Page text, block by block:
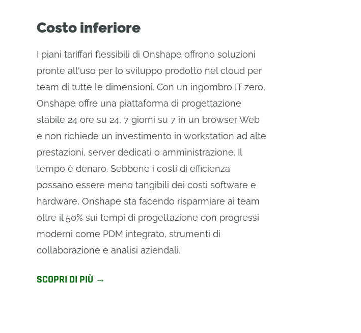
Costo inferiore
I piani tariffari flessibili di Onshape offrono soluzioni
pronte all'uso per lo sviluppo prodotto nel cloud per
team di tutte le dimensioni. Con un ingombro IT zero,
Onshape offre una piattaforma di progettazione
stabile 24 ore su 24, 7 giorni su 7 in un browser Web
e non richiede un investimento in workstation ad alte
prestazioni, server dedicati o amministrazione. Il
tempo è denaro. Sebbene i costi di efficienza
possano essere meno tangibili dei costi software e
hardware, Onshape sta facendo risparmiare ai team
oltre il 50% sui tempi di progettazione con progressi
moderni come PDM integrato, strumenti di
collaborazione e analisi aziendali.
SCOPRI DI PIÙ →